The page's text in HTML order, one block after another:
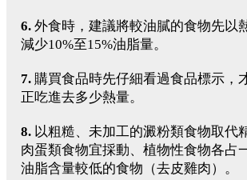
6. 外食時，建議將較油膩的食物先以
減少10%至15%油脂量。
7. 購買食品時先仔細看過食品標示，
正吃進去多少熱量。
8. 以粗糙、未加工的澱粉類食物取代
肉蛋類食物宜採動、植物性食物各占
油脂含量較低的食物（去皮雞肉）。